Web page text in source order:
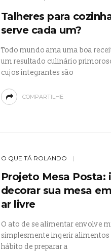
Talheres para
serve cada um?
Todo mundo ama uma boa
um resultado culinário
cujos integrantes são
COMPARTILHE
O QUE TÁ ROLANDO
Projeto Mesa Posta:
decorar sua mesa
ar livre
O ato de se alimentar envolve
simplesmente ingerir alimentos
hábito de preparar a